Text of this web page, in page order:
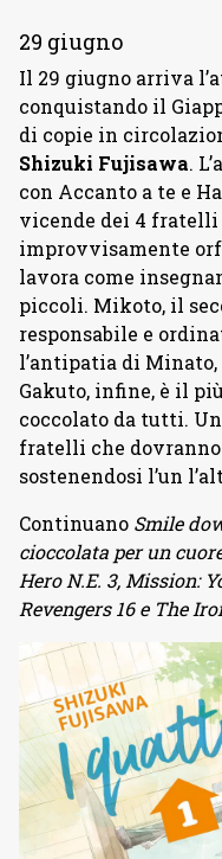
29 giugno
Il 29 giugno arriva
conquistando il
di copie in
Shizuki Fujisawa.
con Accanto a te e
vicende dei 4
improvvisamente
lavora come
piccoli. Mikoto, il
responsabile e
l’antipatia di
Gakuto, infine, è il
coccolato da tutti.
fratelli che
sostenendosi l’un
Continuano Smile
cioccolata per un
Hero N.E. 3, Mission:
Revengers 16 e The